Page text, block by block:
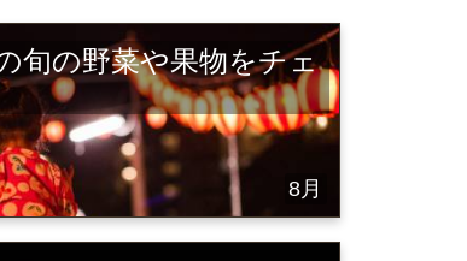
旬の野菜や果物をチェ
8月